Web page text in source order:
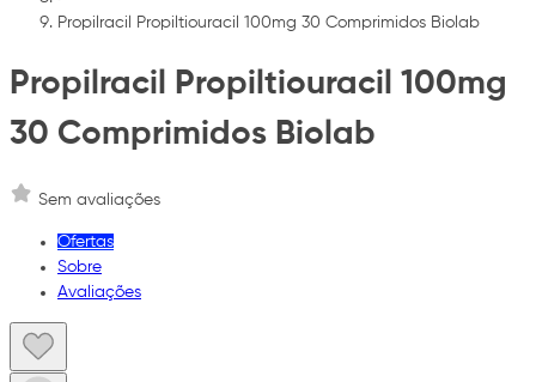
Propilracil Propiltiouracil 100mg 30 Comprimidos Biolab
Propilracil Propiltiouracil 100mg
30 Comprimidos Biolab
Sem avaliações
Ofertas
Sobre
Avaliações